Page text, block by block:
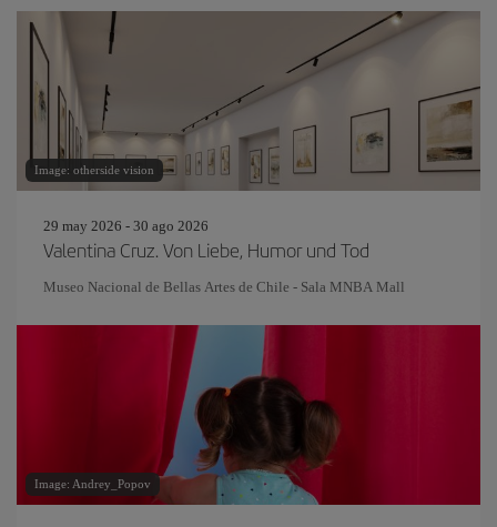
Image: otherside vision
29 may 2026 - 30 ago 2026
Valentina Cruz. Von Liebe, Humor und Tod
Museo Nacional de Bellas Artes de Chile - Sala MNBA Mall
Image: Andrey_Popov